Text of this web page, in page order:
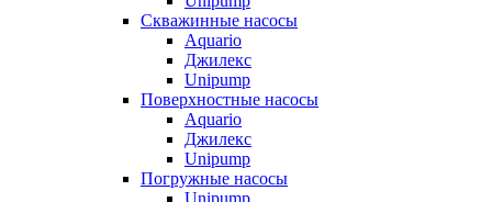
Скважинные насосы
Aquario
Джилекс
Unipump
Поверхностные насосы
Aquario
Джилекс
Unipump
Погружные насосы
Unipump